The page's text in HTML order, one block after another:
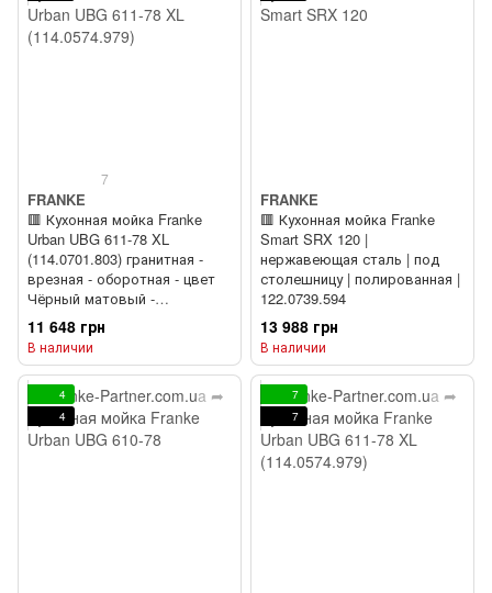
7
FRANKE
🟥 Кухонная мойка Franke
Urban UBG 611-78 XL
(114.0701.803) гранитная -
врезная - оборотная - цвет
Чёрный матовый -
(пластиковый коландер в
комлекте)
11 648 грн
В наличии
FRANKE
🟥 Кухонная мойка Franke
Smart SRX 120 |
нержавеющая сталь | под
столешницу | полированная |
122.0739.594
13 988 грн
В наличии
4
4
7
7